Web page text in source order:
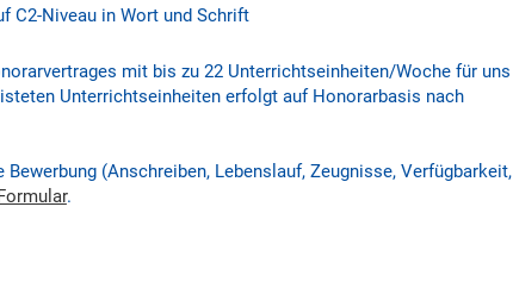
C2-Niveau in Wort und Schrift
mit bis zu 22 Unterrichtseinheiten/Woche für uns
Unterrichtseinheiten erfolgt auf Honorarbasis nach
(Anschreiben, Lebenslauf, Zeugnisse, Verfügbarkeit,
.